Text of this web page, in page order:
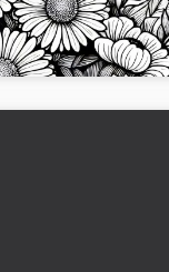
fritt spillerom og last